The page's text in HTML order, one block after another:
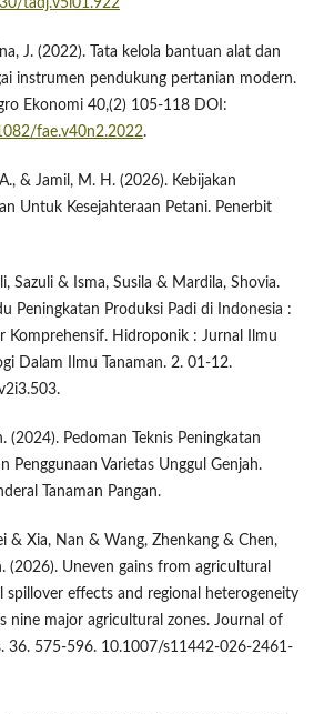
tadj.v5i01.922
J. (2022). Tata kelola bantuan alat dan
instrumen pendukung pertanian modern.
Ekonomi 40,(2) 105-118 DOI:
fae.v40n2.2022.
& Jamil, M. H. (2026). Kebijakan
Untuk Kesejahteraan Petani. Penerbit
Sazuli & Isma, Susila & Mardila, Shovia.
Peningkatan Produksi Padi di Indonesia :
Komprehensif. Hidroponik : Jurnal Ilmu
Dalam Ilmu Tanaman. 2. 01-12.
(2024). Pedoman Teknis Peningkatan
Penggunaan Varietas Unggul Genjah.
Tanaman Pangan.
& Xia, Nan & Wang, Zhenkang & Chen,
(2026). Uneven gains from agricultural
spillover effects and regional heterogeneity
nine major agricultural zones. Journal of
36. 575-596. 10.1007/s11442-026-2461-